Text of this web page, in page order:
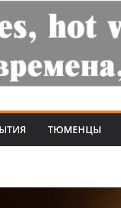
ТЮМЕНЦЫ